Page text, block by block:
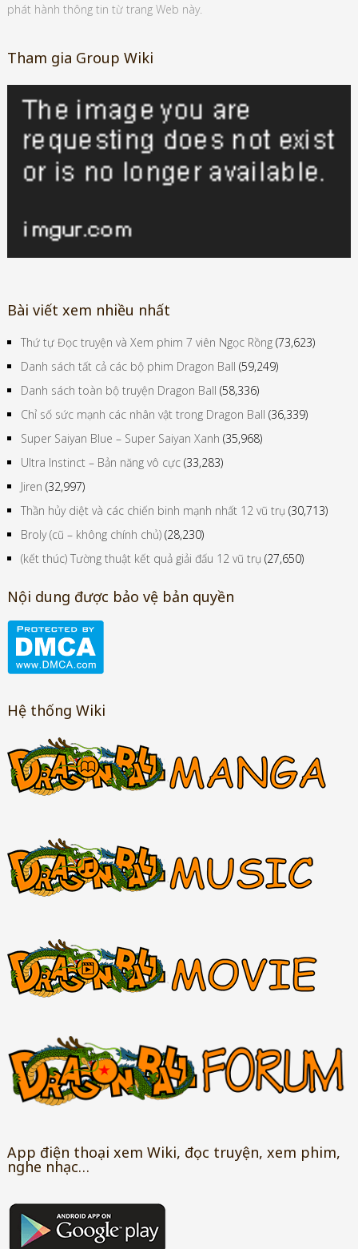
phát hành thông tin từ trang Web này.
Tham gia Group Wiki
Bài viết xem nhiều nhất
Thứ tự Đọc truyện và Xem phim 7 viên Ngọc Rồng (73,623)
Danh sách tất cả các bộ phim Dragon Ball (59,249)
Danh sách toàn bộ truyện Dragon Ball (58,336)
Chỉ số sức mạnh các nhân vật trong Dragon Ball (36,339)
Super Saiyan Blue – Super Saiyan Xanh (35,968)
Ultra Instinct – Bản năng vô cực (33,283)
Jiren (32,997)
Thần hủy diệt và các chiến binh mạnh nhất 12 vũ trụ (30,713)
Broly (cũ – không chính chủ) (28,230)
(kết thúc) Tường thuật kết quả giải đấu 12 vũ trụ (27,650)
Nội dung được bảo vệ bản quyền
Hệ thống Wiki
App điện thoại xem Wiki, đọc truyện, xem phim,
nghe nhạc…